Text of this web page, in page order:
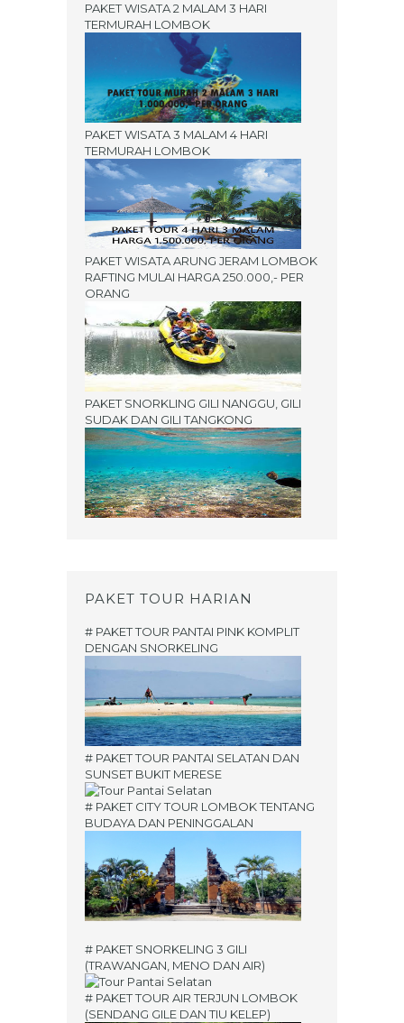
PAKET WISATA 2 MALAM 3 HARI
TERMURAH LOMBOK
PAKET WISATA 3 MALAM 4 HARI
TERMURAH LOMBOK
PAKET WISATA ARUNG JERAM LOMBOK
RAFTING MULAI HARGA 250.000,- PER
ORANG
PAKET SNORKLING GILI NANGGU, GILI
SUDAK DAN GILI TANGKONG
PAKET TOUR HARIAN
# PAKET TOUR PANTAI PINK KOMPLIT
DENGAN SNORKELING
# PAKET TOUR PANTAI SELATAN DAN
SUNSET BUKIT MERESE
# PAKET CITY TOUR LOMBOK TENTANG
BUDAYA DAN PENINGGALAN
# PAKET SNORKELING 3 GILI
(TRAWANGAN, MENO DAN AIR)
# PAKET TOUR AIR TERJUN LOMBOK
(SENDANG GILE DAN TIU KELEP)